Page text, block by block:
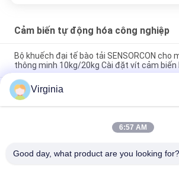
Cảm biến tự động hóa công nghiệp
Bộ khuếch đại tế bào tải SENSORCON cho
thông minh 10kg/20kg Cài đặt vít cảm biến
Lý thuyết kháng cự Điện tử tải điểm đơn 5kg
60kg 100kg 120kg Cảm biến thang đo cho
tử
Cảm biến trọng lượng vi mô 5kg/10kg cho
Virginia
6:57 AM
Good day, what product are you looking for?